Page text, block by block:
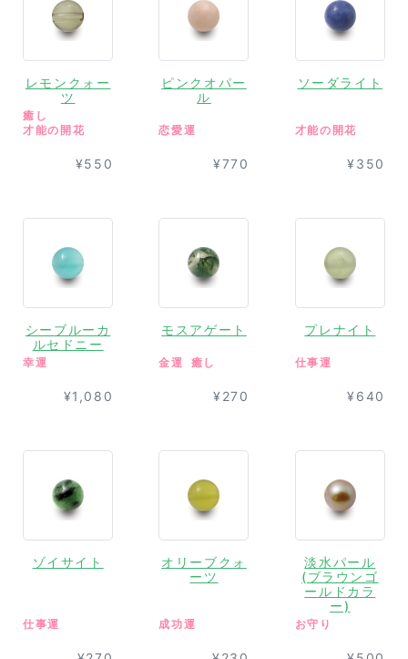
レモンクォー
ツ
癒し
才能の開花
¥550
ピンクオパー
ル
恋愛運
¥770
ソーダライト
才能の開花
¥350
シーブルーカ
ルセドニー
幸運
¥1,080
モスアゲート
金運 癒し
¥270
プレナイト
仕事運
¥640
ゾイサイト
仕事運
オリーブクォ
ーツ
成功運
淡水パール
(ブラウンゴ
ールドカラ
ー)
お守り